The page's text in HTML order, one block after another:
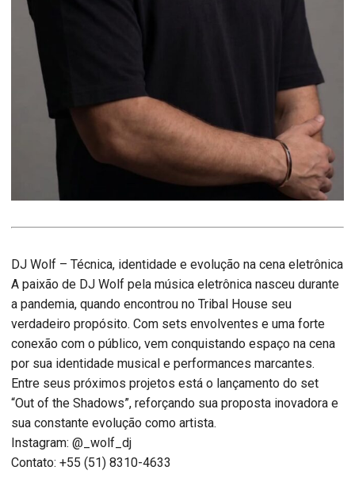
DJ Wolf – Técnica, identidade e evolução na cena eletrônica
A paixão de DJ Wolf pela música eletrônica nasceu durante
a pandemia, quando encontrou no Tribal House seu
verdadeiro propósito. Com sets envolventes e uma forte
conexão com o público, vem conquistando espaço na cena
por sua identidade musical e performances marcantes.
Entre seus próximos projetos está o lançamento do set
“Out of the Shadows”, reforçando sua proposta inovadora e
sua constante evolução como artista.
Instagram: @_wolf_dj
Contato: +55 (51) 8310-4633